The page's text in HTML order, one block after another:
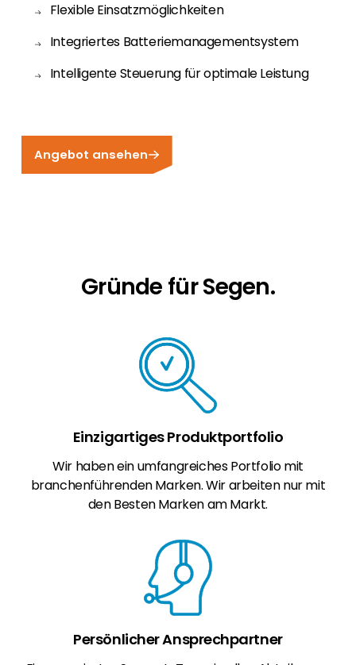
Flexible Einsatzmöglichkeiten
Integriertes Batteriemanagementsystem
Intelligente Steuerung für optimale Leistung
Angebot ansehen
Gründe für Segen.
Einzigartiges Produktportfolio
Wir haben ein umfangreiches Portfolio mit
branchenführenden Marken. Wir arbeiten nur mit
den Besten Marken am Markt.
Persönlicher Ansprechpartner